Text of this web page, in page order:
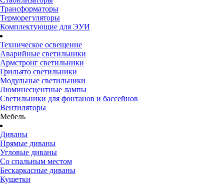
Трансформаторы
Терморегуляторы
Комплектующие для ЭУИ
Техническое освещение
Аварийные светильники
Армстронг светильники
Грильято светильники
Модульные светильники
Люминесцентные лампы
Светильники для фонтанов и бассейнов
Вентиляторы
Мебель
Диваны
Прямые диваны
Угловые диваны
Со спальным местом
Бескаркасные диваны
Кушетки